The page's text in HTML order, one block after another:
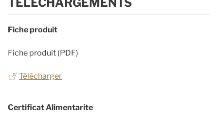
Fiche produit
Fiche produit (PDF)
Télécharger
Certificat Alimentarite